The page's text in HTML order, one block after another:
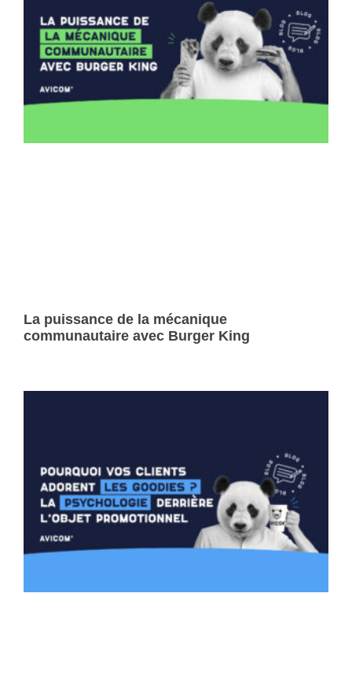
La puissance de la mécanique
communautaire avec Burger King